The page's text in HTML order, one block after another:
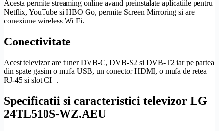
Acesta permite streaming online avand preinstalate aplicatiile pentru
Netflix, YouTube si HBO Go, permite Screen Mirroring si are
conexiune wireless Wi-Fi.
Conectivitate
Acest televizor are tunerDVB-C, DVB-S2 si DVB-T2 iar pe partea
din spate gasim o mufa USB, un conectorHDMI, o mufa de retea
RJ-45 si slot CI+.
Specificatii si caracteristici televizor LG
24TL510S-WZ.AEU